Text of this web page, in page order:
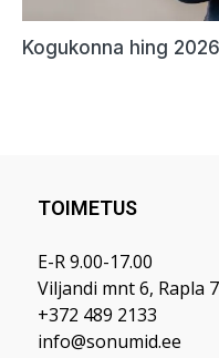
TOIMETUS
E-R 9.00-17.00
Viljandi mnt 6, Rapla
+372 489 2133
info@sonumid.ee